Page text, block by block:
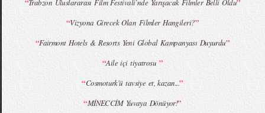
MBFWI - Giray Sepin 2015 Yaz Koleksiyonu MBFWI - Burçe Bekrek 2015 Yaz Koleksiyonu
“Trabzon Uluslararası Film Festivali`nde Yarışacak Filmler Belli Oldu”
“Vizyona Girecek Olan Filmler Hangileri?”
“Fairmont Hotels & Resorts Yeni Global Kampanyası Duyurdu”
“Aile içi tiyatrosu ”
“Cosmoturk'ü tavsiye et, kazan...”
“MİNECCİM Yuvaya Dönüyor!”